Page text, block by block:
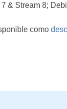
& Stream 8;
como